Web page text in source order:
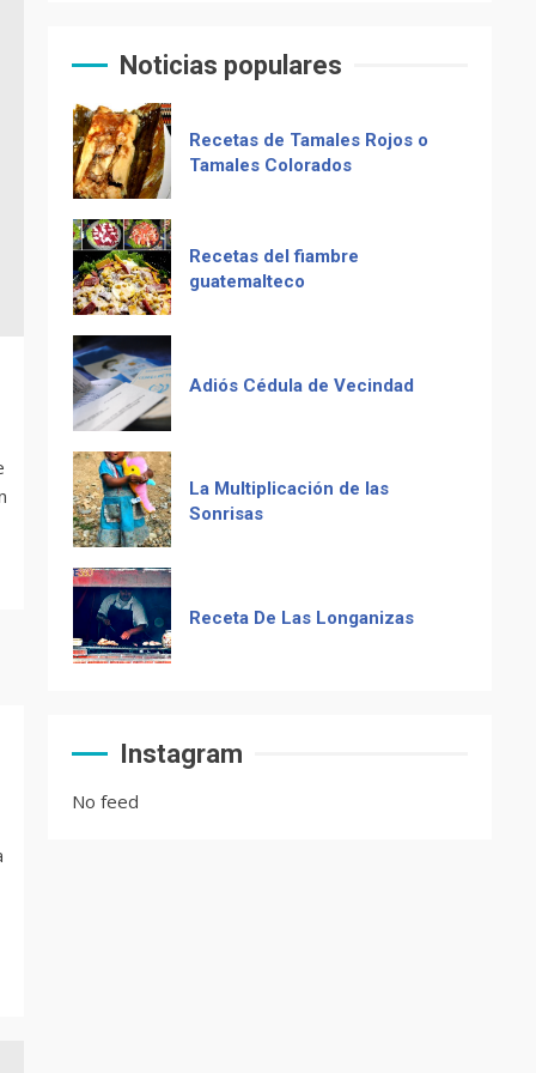
Computadora diseñada en
Noticias populares
paladar del mundo
Recetas de Tamales Rojos o
Tamales Colorados
Recetas del fiambre
guatemalteco
Adiós Cédula de Vecindad
La Multiplicación de las
Sonrisas
Receta De Las Longanizas
Instagram
No feed